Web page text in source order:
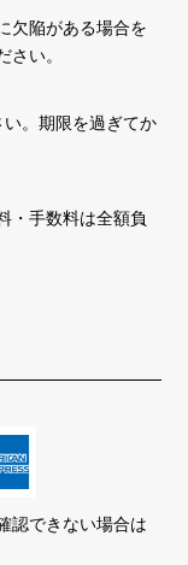
欠陥がある場合を
い。
。期限を過ぎてか
・手数料は全額負
認できない場合は